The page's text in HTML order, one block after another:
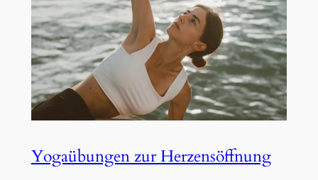
Yogaübungen zur Herzensöffnung